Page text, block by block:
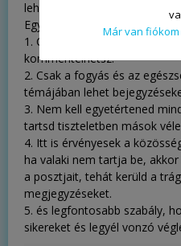
Már van
lehetsz véglegesen, koplalás
Egy-két szabály a klubban:
1. Csak kulturált hangnemben
kommentelhetsz.
2. Csak a fogyás és az
témájában lehet
3. Nem kell egyetértened
tartsd tiszteletben mások
4. Itt is érvényesek a
ha valaki nem tartja be,
a posztjait, tehát kerüld a
megjegyzéseket.
5. és legfontosabb szabály,
sikereket és legyél vonzó